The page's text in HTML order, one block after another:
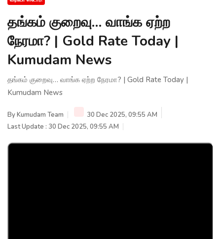
தங்கம் குறைவு… வாங்க ஏற்ற
நேரமா? | Gold Rate Today |
Kumudam News
தங்கம் குறைவு… வாங்க ஏற்ற நேரமா? | Gold Rate Today |
Kumudam News
ByKumudam Team
30 Dec 2025, 09:55 AM
Last Update : 30 Dec 2025, 09:55 AM